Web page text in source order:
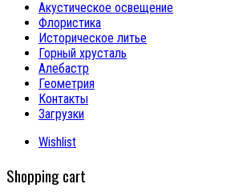
Акустическое освещение
Флористика
Историческое литье
Горный хрусталь
Алебастр
Геометрия
Контакты
Загрузки
Wishlist
Shopping cart